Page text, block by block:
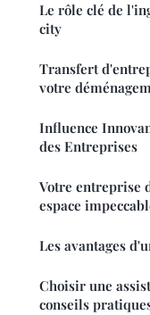
Le rôle clé de
city
Transfert
votre
Influence
des Entreprises
Votre entreprise
espace
Les avantages
Choisir une
conseils